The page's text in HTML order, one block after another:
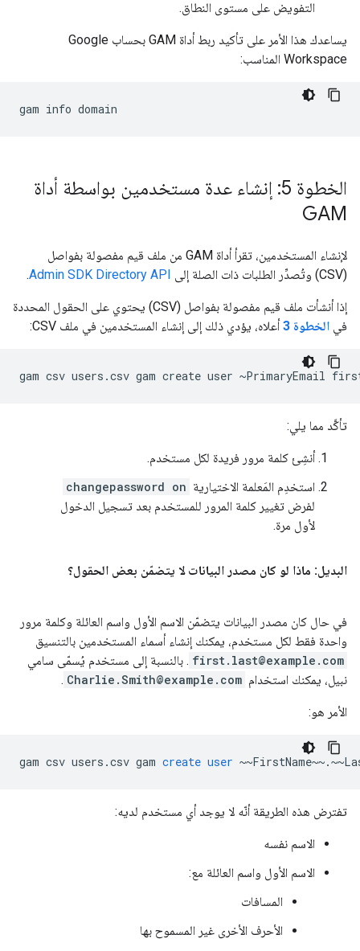
التفويض على مستوى النطاق.
يساعدك هذا الأمر على تأكيد ربط أداة GAM بحساب Google
Workspace المناسب:
الخطوة 5: إنشاء عدة مستخدمين بواسطة أداة
GAM
لإنشاء المستخدمين، تقرأ أداة GAM من ملف قيم مفصولة بفواصل
(CSV) وتُصدِّر الطلبات ذات الصلة إلى
Admin SDK Directory API
.
إذا أنشأت ملف قيم مفصولة بفواصل (CSV) يحتوي على الحقول المحددة
في الخطوة 3 أعلاه، يؤدي ذلك إلى إنشاء المستخدمين في ملف CSV:
تأكَّد مما يلي:
أنشِئ كلمة مرور فريدة لكل مستخدم.
استخدِم المَعلمة الاختيارية changepassword on
لفرض تغيير كلمة المرور للمستخدم بعد تسجيل الدخول
لأول مرة.
البديل: ماذا لو كان مصدر البيانات لا يتضمّن بعض الحقول؟
في حال كان مصدر البيانات يتضمّن الاسم الأول واسم العائلة وكلمة مرور
واحدة فقط لكل مستخدم، يمكنك إنشاء أسماء المستخدمين بالتنسيق
first.last@example.com . بالنسبة إلى مستخدم يُسمّى سامي
نبيل، يمكنك استخدام Charlie.Smith@example.com
.
الأمر هو:
gam csv users .csv gam create user ~~FirstName~~.~~
تفترض هذه الطريقة أنّه لا يوجد أي مستخدم لديه:
الاسم نفسه
الاسم الأول واسم العائلة مع:
المسافات
الأحرف الأخرى غير المسموح بها